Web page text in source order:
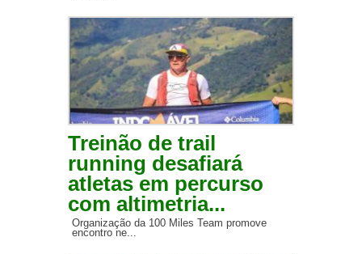
Treinão de trail
running desafiará
atletas em percurso
com altimetria...
Organização da 100 Miles Team promove
encontro ne...